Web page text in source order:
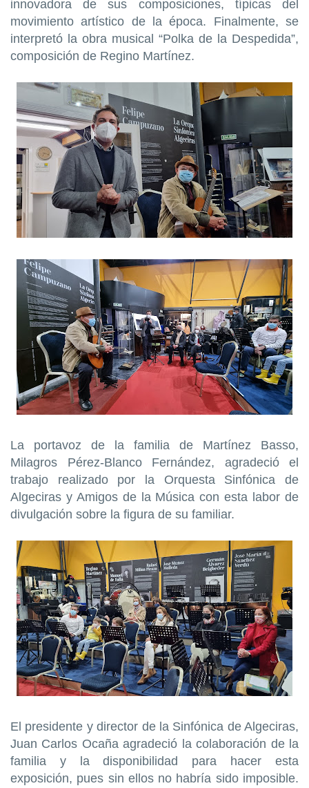
innovadora de sus composiciones, típicas del
movimiento artístico de la época. Finalmente, se
interpretó la obra musical “Polka de la Despedida”,
composición de Regino Martínez.
La portavoz de la familia de Martínez Basso,
Milagros Pérez-Blanco Fernández, agradeció el
trabajo realizado por la Orquesta Sinfónica de
Algeciras y Amigos de la Música con esta labor de
divulgación sobre la figura de su familiar.
El presidente y director de la Sinfónica de Algeciras,
Juan Carlos Ocaña agradeció la colaboración de la
familia y la disponibilidad para hacer esta
exposición, pues sin ellos no habría sido imposible.